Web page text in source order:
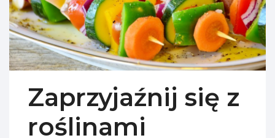
Zaprzyjaźnij się z
roślinami